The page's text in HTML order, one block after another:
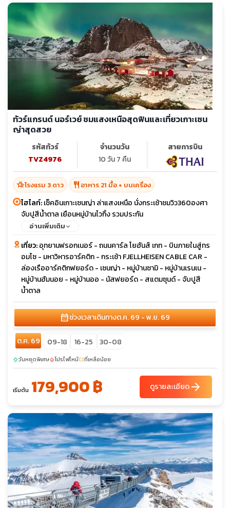
ทัวร์แกรนด์ นอร์เวย์ ชมแสงเหนือสุดฟินและเที่ยวเกาะเซน
ญ่าสุดสวย
รหัสทัวร์
TVZ4976
จำนวนวัน
10 วัน 7 คืน
สายการบิน
hotel_classโรงแรม 3 ดาว restaurant อาหาร 21 มื้อ + บนเครื่อง
ไฮไลท์:เช็คอินเกาะเซนญ่า ล่าแสงเหนือ นั่งกระเช้าชมวิว360องศา
จับปูสีน้ำตาล เยือนหมู่บ้านไวกิ้ง รวมประกัน
อ่านเพิ่มเติม
เที่ยว:อุทยานฟรอกเนอร์ - ถนนคาร์ล โยฮันส์ เกท - บินภายในสู่ทร
อมโซ - มหาวิหารอาร์คติก - กระเช้า FJELLHEISEN CABLE CAR -
ล่องเรืออาร์คติกฟยอร์ด - เซนญ่า - หมู่บ้านซามิ - หมู่บ้านเรนเน -
หมู่บ้านฮัมนอย - หมู่บ้านออ - นัสฟยอร์ด - สแตมซุนด์ - จับปูสี
น้ำตาล
calendar_monthช่วงเวลาเดินทางต.ค. 69 - พ.ย. 69
ต.ค. 69 09-18 16-25 30-08
sunnyวันหยุดพิเศษlocal_fire_departmentโปรไฟไหม้confirmation_numberที่เหลือน้อย
เริ่มต้น 179,900 ฿ ดูรายละเอียดarrow_forward